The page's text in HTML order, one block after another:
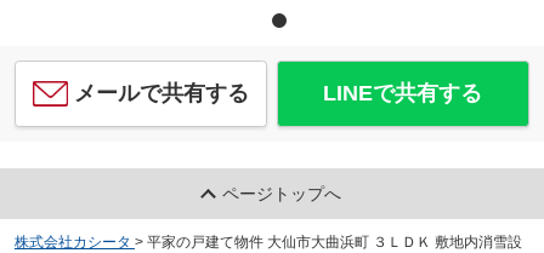
メールで共有する LINEで共有する
ページトップへ
株式会社カシータ > 平家の戸建て物件 大仙市大曲浜町 ３ＬＤＫ 敷地内消雪設